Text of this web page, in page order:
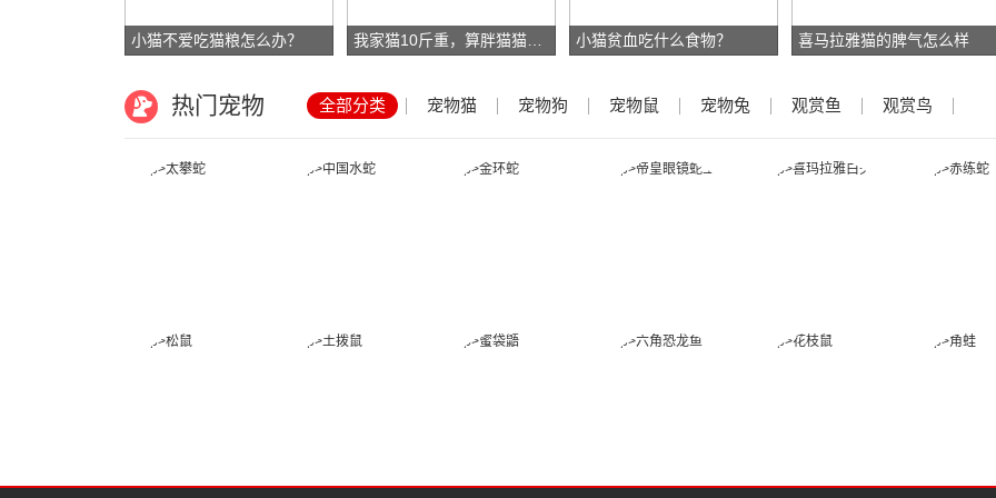
小猫不爱吃猫粮怎么办？ 小猫贫血吃什么食物？ 喜马拉雅猫的脾气怎么样
热门宠物 全部分类 宠物猫 宠物狗 宠物鼠 宠物兔 观赏鱼 观赏鸟